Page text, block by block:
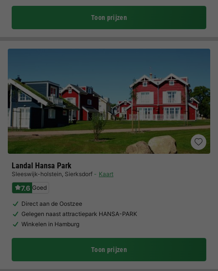
Toon prijzen
Landal Hansa Park
Sleeswijk-holstein, Sierksdorf Kaart
7.6 Goed
Direct aan de Oostzee
Gelegen naast attractiepark HANSA-PARK
Winkelen in Hamburg
Toon prijzen